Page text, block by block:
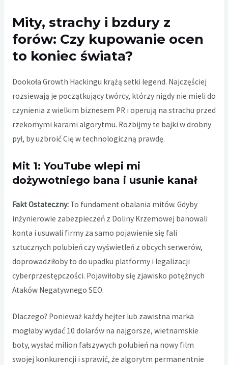
Mity, strachy i bzdury z
forów: Czy kupowanie ocen
to koniec świata?
Dookoła Growth Hackingu krążą setki legend. Najczęściej
rozsiewają je początkujący twórcy, którzy nigdy nie mieli do
czynienia z wielkim biznesem PR i operują na strachu przed
rzekomymi karami algorytmu. Rozbijmy te bajki w drobny
pył, by uzbroić Cię w technologiczną prawdę.
Mit 1: YouTube wlepi mi
dożywotniego bana i usunie kanał
Fakt Ostateczny:To fundament obalania mitów. Gdyby
inżynierowie zabezpieczeń z Doliny Krzemowej banowali
konta i usuwali firmy za samo pojawienie się fali
sztucznych polubień czy wyświetleń z obcych serwerów,
doprowadziłoby to do upadku platformy i legalizacji
cyberprzestępczości. Pojawiłoby się zjawisko potężnych
Ataków Negatywnego SEO.
Dlaczego? Ponieważ każdy hejter lub zawistna marka
mogłaby wydać 10 dolarów na najgorsze, wietnamskie
boty, wysłać milion fałszywych polubień na nowy film
swojej konkurencji i sprawić, że algorytm permanentnie